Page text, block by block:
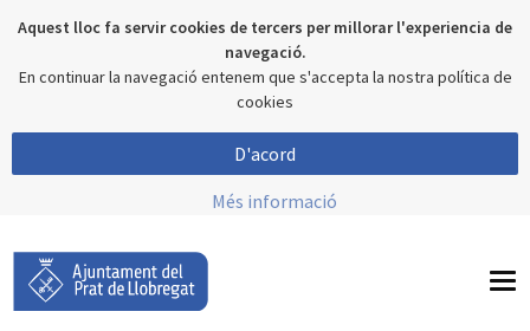
Aquest lloc fa servir cookies de tercers per millorar l'experiencia de
navegació.
En continuar la navegació entenem que s'accepta la nostra política de
cookies
D'acord
Més informació